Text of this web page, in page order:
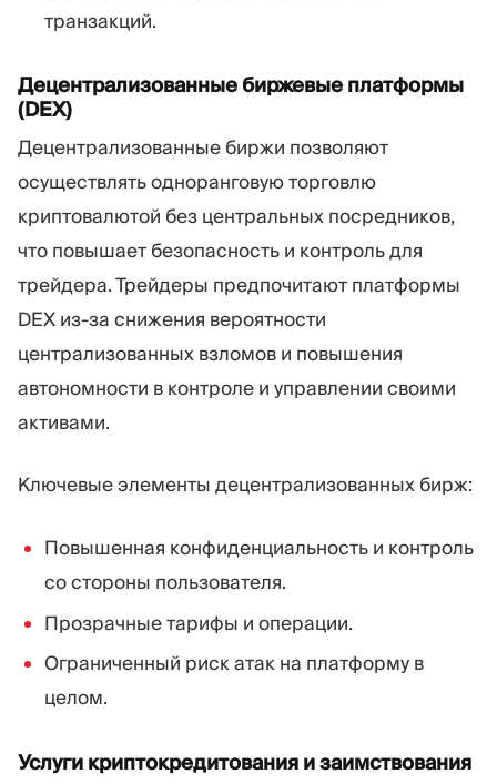
транзакций.
Децентрализованные биржевые платформы
(DEX)
Децентрализованные биржи позволяют
осуществлять одноранговую торговлю
криптовалютой без центральных посредников,
что повышает безопасность и контроль для
трейдера. Трейдеры предпочитают платформы
DEX из-за снижения вероятности
централизованных взломов и повышения
автономности в контроле и управлении своими
активами.
Ключевые элементы децентрализованных бирж:
Повышенная конфиденциальность и контроль
со стороны пользователя.
Прозрачные тарифы и операции.
Ограниченный риск атак на платформу в
целом.
Услуги криптокредитования и заимствования